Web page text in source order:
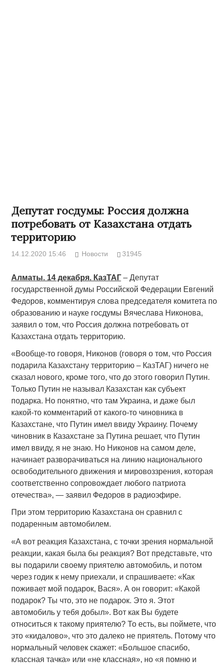
Депутат госдумы: Россия должна
потребовать от Казахстана отдать
территорию
14.12.2020 15:46 Новости 31945
Алматы. 14 декабря. КазТАГ – Депутат
государственной думы Российской Федерации Евгений
Федоров, комментируя слова председателя комитета по
образованию и науке госдумы Вячеслава Никонова,
заявил о том, что Россия должна потребовать от
Казахстана отдать территорию.
«Вообще-то говоря, Никонов (говоря о том, что Россия
подарила Казахстану территорию – КазТАГ) ничего не
сказал нового, кроме того, что до этого говорил Путин.
Только Путин не называл Казахстан как субъект
подарка. Но понятно, что там Украина, и даже был
какой-то комментарий от какого-то чиновника в
Казахстане, что Путин имел ввиду Украину. Почему
чиновник в Казахстане за Путина решает, что Путин
имел ввиду, я не знаю. Но Никонов на самом деле,
начинает разворачиваться на линию национального
освободительного движения и мировоззрения, которая
соответственно сопровождает любого патриота
отечества», — заявил Федоров в радиоэфире.
При этом территорию Казахстана он сравнил с
подаренным автомобилем.
«А вот реакция Казахстана, с точки зрения нормальной
реакции, какая была бы реакция? Вот представьте, что
вы подарили своему приятелю автомобиль, и потом
через годик к нему приехали, и спрашиваете: «Как
поживает мой подарок, Вася». А он говорит: «Какой
подарок? Ты что, это не подарок. Это я. Этот
автомобиль у тебя добыл». Вот как Вы будете
относиться к такому приятелю? То есть, вы поймете, что
это «кидалово», что это далеко не приятель. Потому что
нормальный человек скажет: «Большое спасибо,
классная тачка» или «не классная», но «я помню и